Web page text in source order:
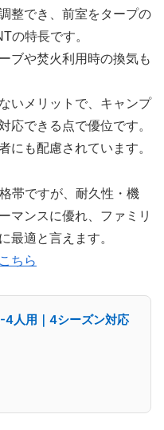
整でき、前室をタープの
の特長です。
ブや焚火利用時の換気も
いメリットで、キャンプ
応できる点で優位です。
にも配慮されています。
帯ですが、耐久性・機
マンスに優れ、ファミリ
最適と言えます。
ちら
人用｜4シーズン対応